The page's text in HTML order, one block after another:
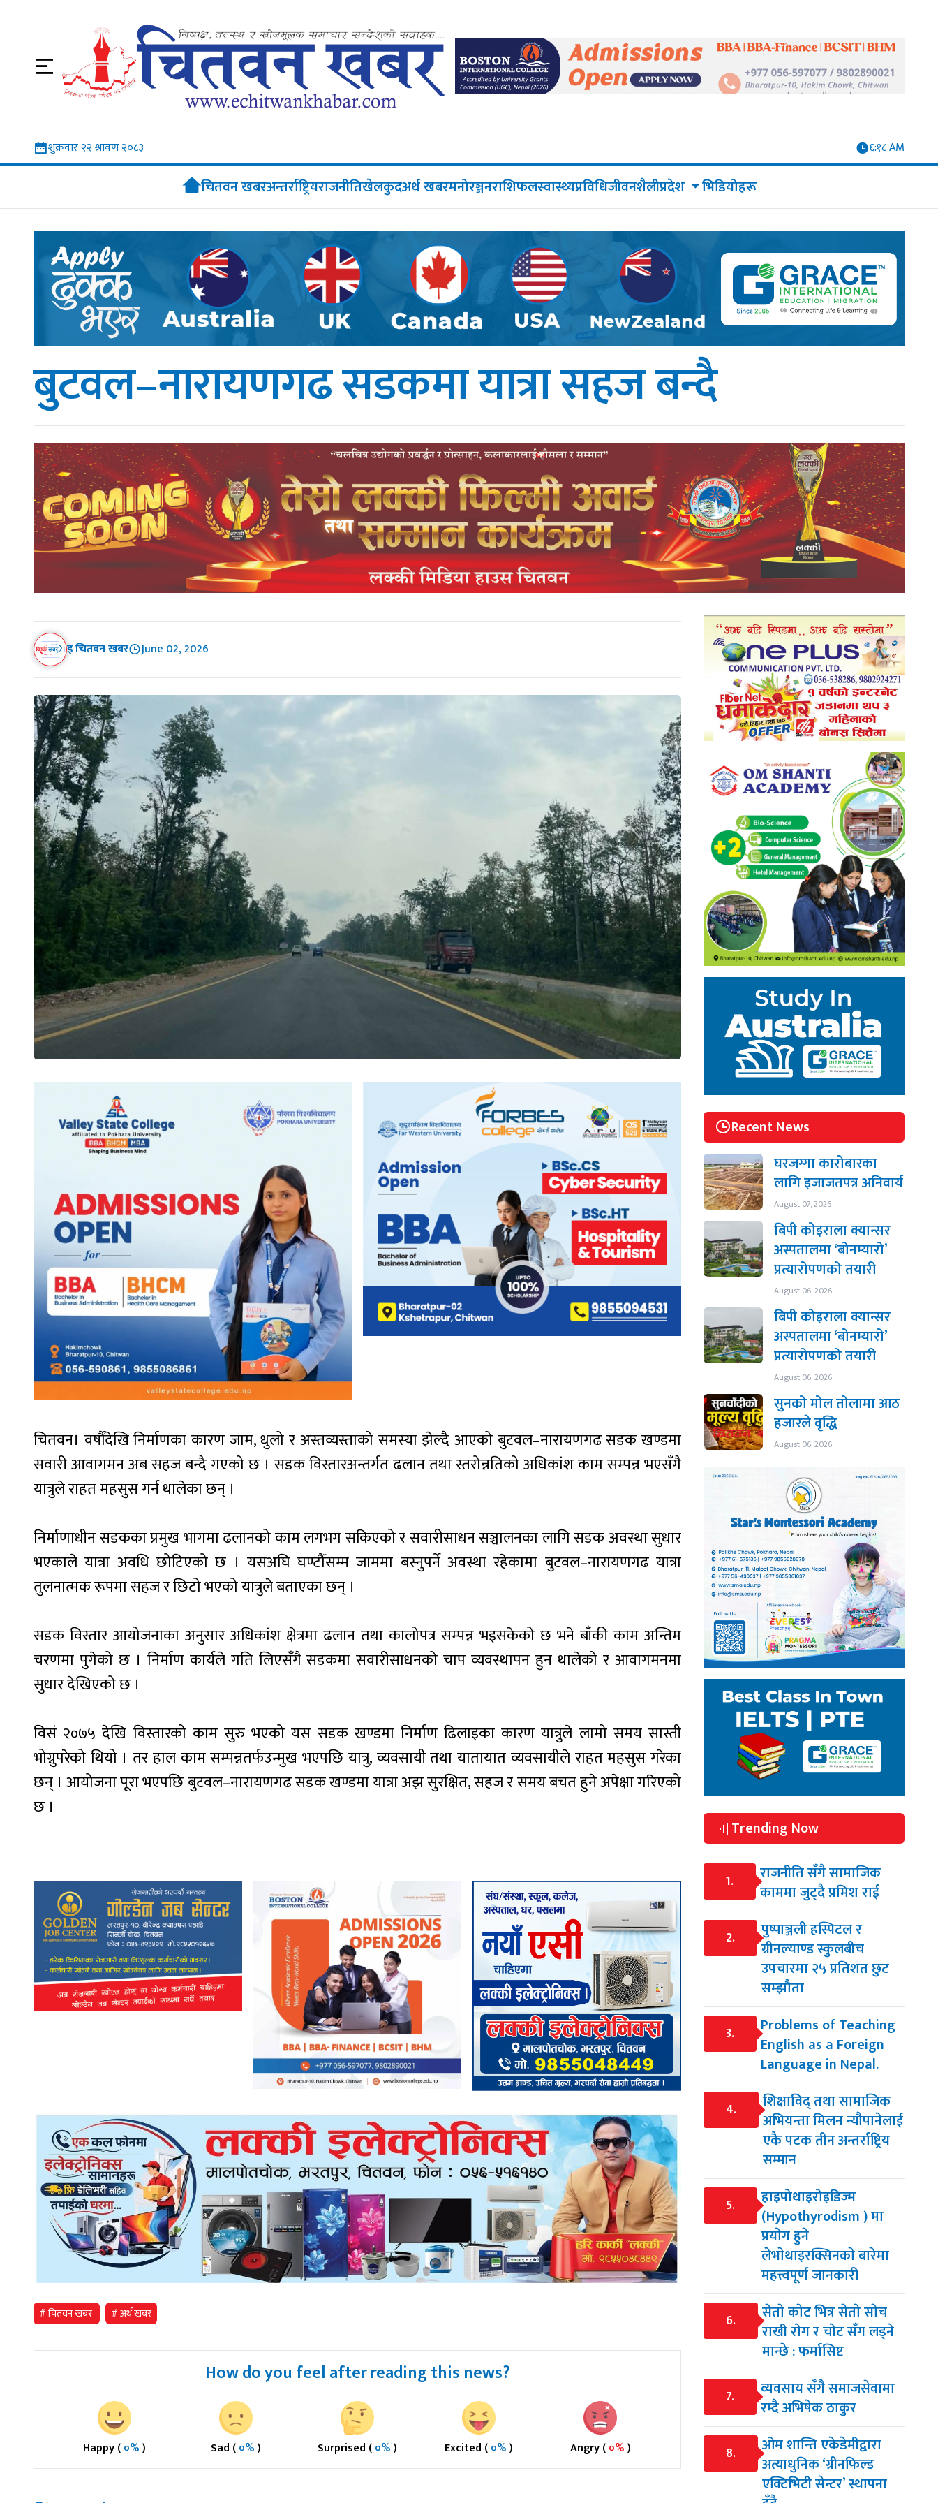
शुक्रवार २२ श्रावण २०८३ ६:१८ AM
चितवन खबरअन्तर्राष्ट्रियराजनीतिखेलकुदअर्थ खबरमनोरञ्जनराशिफलस्वास्थ्यप्रविधिजीवनशैलीप्रदेश भिडियोहरू
बुटवल–नारायणगढ सडकमा यात्रा सहज बन्दै
इ चितवन खबर June 02, 2026
चितवन। वर्षौंदेखि निर्माणका कारण जाम, धुलो र अस्तव्यस्ताको समस्या झेल्दै आएको बुटवल–नारायणगढ सडक खण्डमा
सवारी आवागमन अब सहज बन्दै गएको छ । सडक विस्तारअन्तर्गत ढलान तथा स्तरोन्नतिको अधिकांश काम सम्पन्न भएसँगै
यात्रुले राहत महसुस गर्न थालेका छन् ।
निर्माणाधीन सडकका प्रमुख भागमा ढलानको काम लगभग सकिएको र सवारीसाधन सञ्चालनका लागि सडक अवस्था सुधार
भएकाले यात्रा अवधि छोटिएको छ । यसअघि घण्टौँसम्म जाममा बस्नुपर्ने अवस्था रहेकामा बुटवल–नारायणगढ यात्रा
तुलनात्मक रूपमा सहज र छिटो भएको यात्रुले बताएका छन् ।
सडक विस्तार आयोजनाका अनुसार अधिकांश क्षेत्रमा ढलान तथा कालोपत्र सम्पन्न भइसकेको छ भने बाँकी काम अन्तिम
चरणमा पुगेको छ । निर्माण कार्यले गति लिएसँगै सडकमा सवारीसाधनको चाप व्यवस्थापन हुन थालेको र आवागमनमा
सुधार देखिएको छ ।
विसं २०७५ देखि विस्तारको काम सुरु भएको यस सडक खण्डमा निर्माण ढिलाइका कारण यात्रुले लामो समय सास्ती
भोग्नुपरेको थियो । तर हाल काम सम्पन्नतर्फउन्मुख भएपछि यात्रु, व्यवसायी तथा यातायात व्यवसायीले राहत महसुस गरेका
छन् । आयोजना पूरा भएपछि बुटवल–नारायणगढ सडक खण्डमा यात्रा अझ सुरक्षित, सहज र समय बचत हुने अपेक्षा गरिएको
छ ।
# चितवन खबर # अर्थ खबर
How do you feel after reading this news?
Happy (०%) Sad (०%) Surprised (०%) Excited (०%) Angry (०%)
Recent News
घरजग्गा कारोबारका
लागि इजाजतपत्र अनिवार्य
August 07, 2026
बिपी कोइराला क्यान्सर
अस्पतालमा ‘बोनम्यारो’
प्रत्यारोपणको तयारी
August 06, 2026
बिपी कोइराला क्यान्सर
अस्पतालमा ‘बोनम्यारो’
प्रत्यारोपणको तयारी
August 06, 2026
सुनको मोल तोलामा आठ
हजारले वृद्धि
August 06, 2026
Trending Now
1.
राजनीति सँगै सामाजिक
काममा जुट्दै प्रमिश राई
2.
पुष्पाञ्जली हस्पिटल र
ग्रीनल्याण्ड स्कुलबीच
उपचारमा २५ प्रतिशत छुट
सम्झौता
3.
Problems of Teaching
English as a Foreign
Language in Nepal.
4.
शिक्षाविद् तथा सामाजिक
अभियन्ता मिलन न्यौपानेलाई
एकै पटक तीन अन्तर्राष्ट्रिय
सम्मान
5.
हाइपोथाइरोइडिज्म
(Hypothyrodism ) मा
प्रयाेग हुने
लेभाेथाइरक्सिनकाे बारेमा
महत्त्वपूर्ण जानकारी
6.
सेताे काेट भित्र सेताे साेच
राखी राेग र चाेट सँग लड्ने
मान्छे : फर्मासिष्ट
7.
व्यवसाय सँगै समाजसेवामा
रम्दै अभिषेक ठाकुर
8.
ओम शान्ति एकेडेमीद्वारा
अत्याधुनिक ‘ग्रीनफिल्ड
एक्टिभिटी सेन्टर’ स्थापना